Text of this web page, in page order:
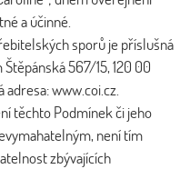
a účinné.
sporů je příslušná
567/15, 120 00
www.coi.cz.
těchto Podmínek či jeho
není tím
zbývajících